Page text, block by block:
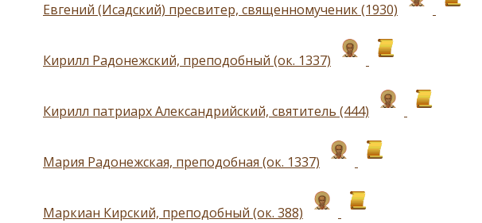
Евгений (Исадский) пресвитер, священномученик (1930)
Кирилл Радонежский, преподобный (ок. 1337)
Кирилл патриарх Александрийский, святитель (444)
Мария Радонежская, преподобная (ок. 1337)
Маркиан Кирский, преподобный (ок. 388)